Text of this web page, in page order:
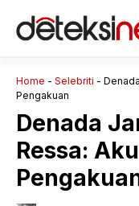
Home - Selebriti -
Pengakuan
Denada
Ressa: